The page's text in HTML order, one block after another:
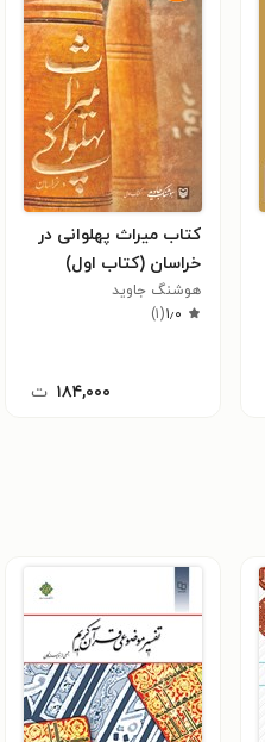
کتاب میراث پهلوانی در
خراسان (کتاب اول)
هوشنگ جاوید
۱٫۰(۱)
۱۸۴,۰۰۰ ت